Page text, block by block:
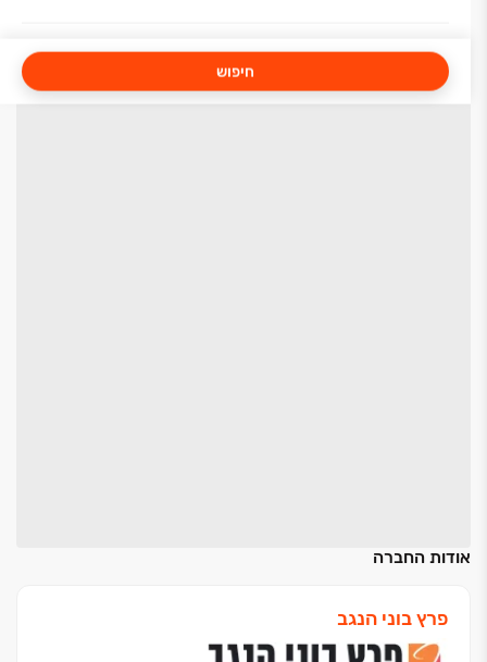
חיפוש
אודות החברה
פרץ בוני הנגב